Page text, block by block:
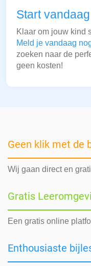
Start
Klaar om jouw kind
Meld je vandaag
zoeken naar de
geen kosten!
Geen klik met de
Wij gaan direct en
Gratis
Een gratis online
Enthousiaste